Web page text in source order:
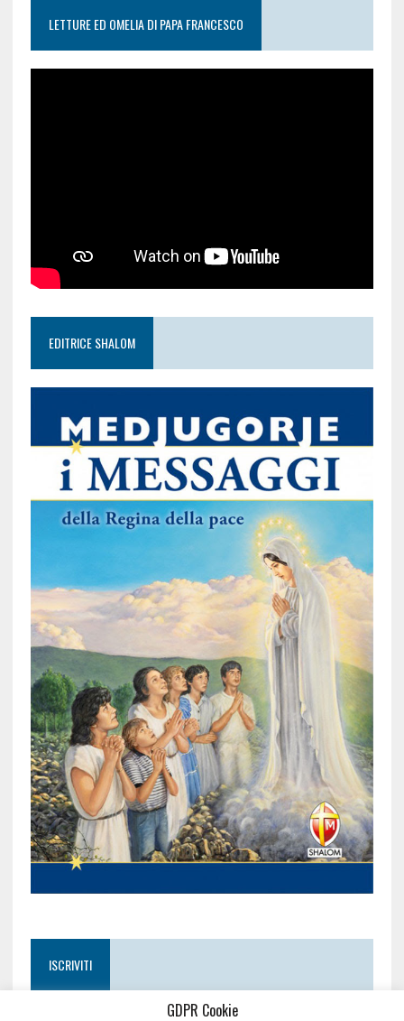
LETTURE ED OMELIA DI PAPA FRANCESCO
EDITRICE SHALOM
ISCRIVITI
GDPR Cookie